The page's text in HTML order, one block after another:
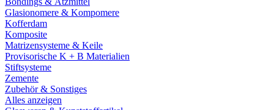
Glasionomere & Kompomere
Kofferdam
Komposite
Matrizensysteme & Keile
Provisorische K + B Materialien
Stiftsysteme
Zemente
Zubehör & Sonstiges
Alles anzeigen